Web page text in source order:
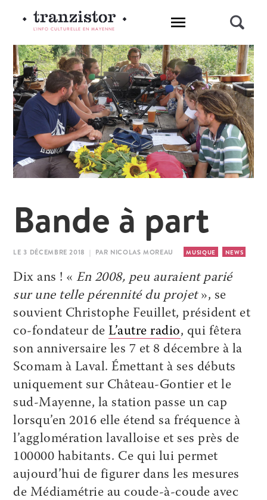
L'INFO CULTURELLE EN MAYENNE
Bande à part
LE 3 DÉCEMBRE 2018 | PAR NICOLAS MOREAU MUSIQUE NEWS
Dix ans ! «En 2008, peu auraient parié
sur une telle pérennité du projet», se
souvient Christophe Feuillet, président et
co-fondateur deL’autre radio, qui fêtera
son anniversaire les 7 et 8 décembre à la
Scomam à Laval. Émettant à ses débuts
uniquement sur Château-Gontier et le
sud-Mayenne, la station passe un cap
lorsqu’en 2016 elle étend sa fréquence à
l’agglomération lavalloise et ses près de
100000 habitants. Ce qui lui permet
aujourd’hui de figurer dans les mesures
de Médiamétrie au coude-à-coude avec